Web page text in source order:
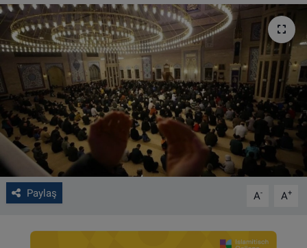
Paylaş A- A+
FOTO GALERİ
VIDEO GALERİ
ALGEMENE VOORWAARDEN
CONTACT
Çerez Politikası